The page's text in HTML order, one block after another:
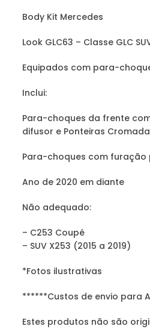
Body Kit Mercedes
Look GLC63 – Classe GLC
Equipados com para-
Inclui:
Para-choques da frente
difusor e Ponteiras
Para-choques com
Ano de 2020 em diante
Não adequado:
– C253 Coupé
– SUV X253 (2015 a 2019)
*Fotos ilustrativas
******Custos de envio para
Estes produtos não são